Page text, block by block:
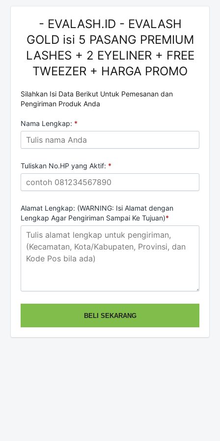
- EVALASH.ID - EVALASH
GOLD isi 5 PASANG PREMIUM
LASHES + 2 EYELINER + FREE
TWEEZER + HARGA PROMO
Silahkan Isi Data Berikut Untuk Pemesanan dan
Pengiriman Produk Anda
Nama Lengkap: *
Tuliskan No.HP yang Aktif: *
Alamat Lengkap: (WARNING: Isi Alamat dengan
Lengkap Agar Pengiriman Sampai Ke Tujuan)*